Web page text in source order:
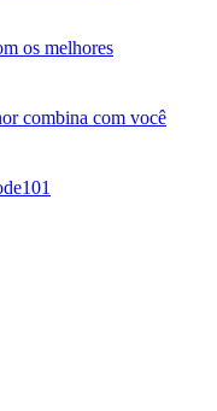
os melhores
combina com você